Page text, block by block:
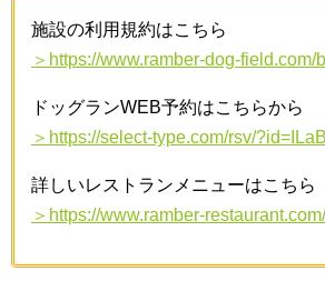
施設の利用規約はこちら
＞https://www.ramber-dog-field.com/
ドッグランWEB予約はこちらから
＞https://select-type.com/rsv/
詳しいレストランメニューはこちら
＞https://www.ramber-restaurant.com/